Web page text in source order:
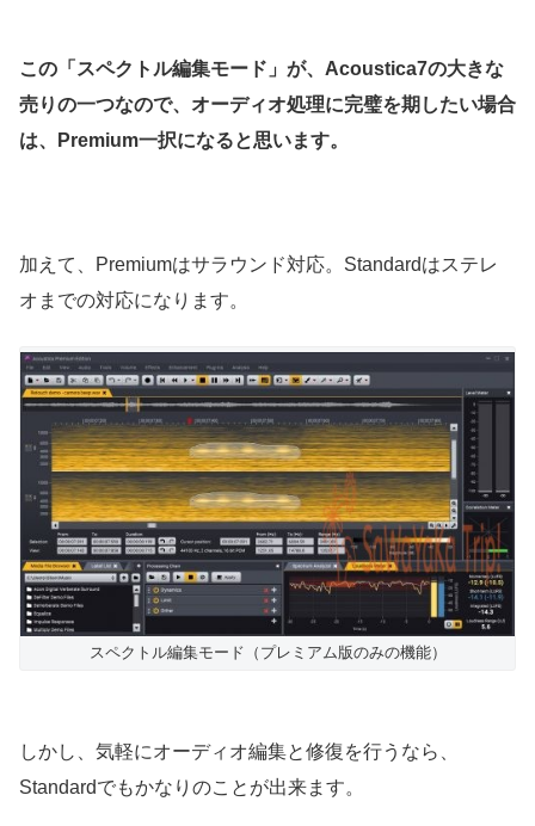
この「 スペクトル編集モード」が、 Acoustica7の大きな
売りの一つなので、オーディオ処理に完璧を期したい場合
は、Premium一択になると思います。
加えて、Premiumはサラウンド対応。Standardはステレ
オまでの対応になります。
スペクトル編集モード（プレミアム版のみの機能）
しかし、気軽にオーディオ編集と修復を行うなら、
Standardでもかなりのことが出来ます。